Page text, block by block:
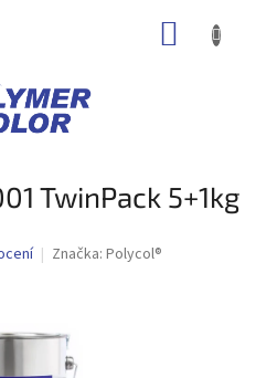
TwinPack 5+1kg
Značka: Polycol®